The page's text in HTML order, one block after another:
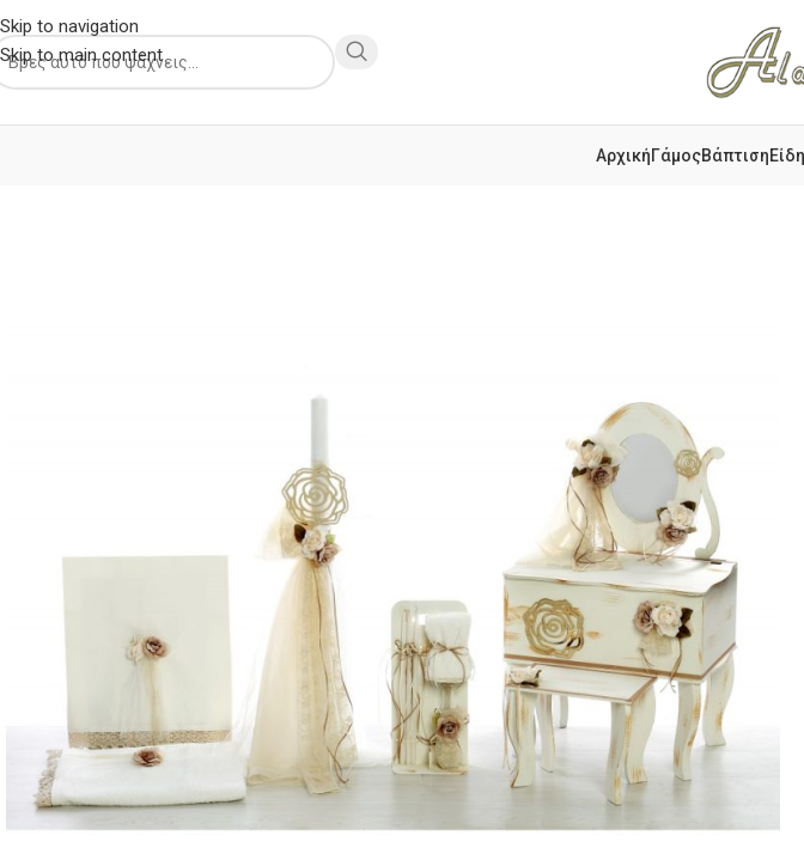
Skip to navigation
Skip to main content
ΑρχικήΓάμοςΒάπτιση